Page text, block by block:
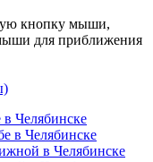
кнопку мыши,
для приближения
Челябинске
в Челябинске
в Челябинске